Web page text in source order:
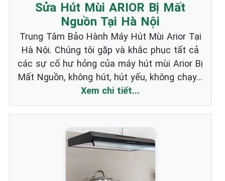
Sửa Hút Mùi ARIOR Bị Mất
Nguồn Tại Hà Nội
Trung Tâm Bảo Hành Máy Hút Mùi Arior Tại
Hà Nội. Chúng tôi gặp và khắc phục tất cả
các sự cố hư hỏng của máy hút mùi Arior Bị
Mất Nguồn, không hút, hút yếu, không chạy...
Xem chi tiết...